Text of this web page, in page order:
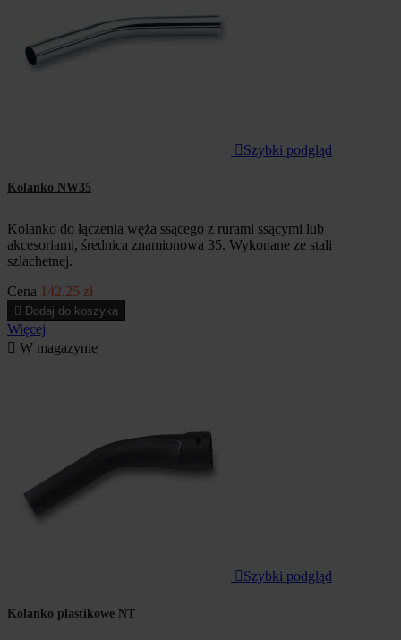
 Szybki podgląd
Kolanko NW35
Kolanko do łączenia węża ssącego z rurami ssącymi lub
akcesoriami, średnica znamionowa 35. Wykonane ze stali
szlachetnej.
Cena 142,25 zł
 Dodaj do koszyka
Więcej
 W magazynie
 Szybki podgląd
Kolanko plastikowe NT